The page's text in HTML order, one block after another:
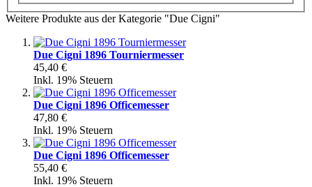
Weitere Produkte aus der Kategorie "Due Cigni"
Due Cigni 1896 Tourniermesser
45,40 €
Inkl. 19% Steuern
Due Cigni 1896 Officemesser
47,80 €
Inkl. 19% Steuern
Due Cigni 1896 Officemesser
55,40 €
Inkl. 19% Steuern